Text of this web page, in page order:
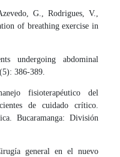
G., Rodrigues, V.,
of breathing exercise in
undergoing abdominal
386-389.
fisioterapéutico del
de cuidado crítico.
Bucaramanga: División
general en el nuevo